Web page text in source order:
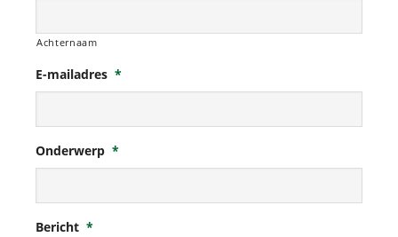
Achternaam
E-mailadres *
Onderwerp *
Bericht *